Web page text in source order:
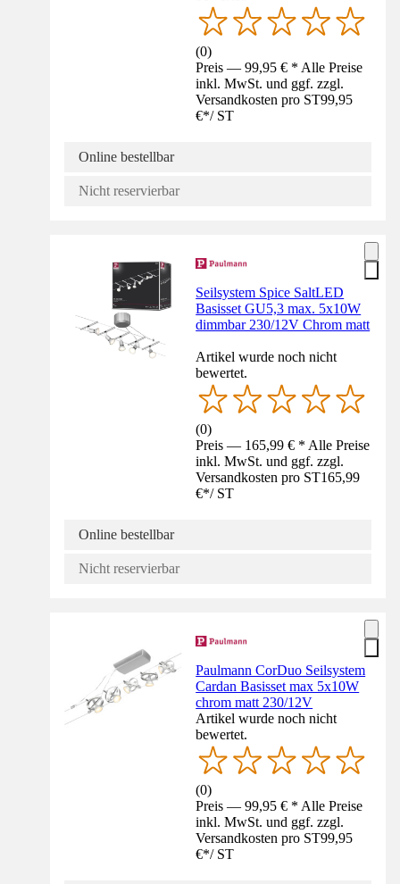
(0)
Preis — 99,95 € * Alle Preise
inkl. MwSt. und ggf. zzgl.
Versandkosten pro ST99,95
€*/ ST
Online bestellbar
Nicht reservierbar
Seilsystem Spice SaltLED
Basisset GU5,3 max. 5x10W
dimmbar 230/12V Chrom matt
Artikel wurde noch nicht
bewertet.
(0)
Preis — 165,99 € * Alle Preise
inkl. MwSt. und ggf. zzgl.
Versandkosten pro ST165,99
€*/ ST
Online bestellbar
Nicht reservierbar
Paulmann CorDuo Seilsystem
Cardan Basisset max 5x10W
chrom matt 230/12V
Artikel wurde noch nicht
bewertet.
(0)
Preis — 99,95 € * Alle Preise
inkl. MwSt. und ggf. zzgl.
Versandkosten pro ST99,95
€*/ ST